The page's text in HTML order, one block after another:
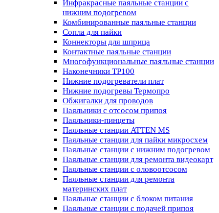
Инфракрасные паяльные станции с
нижним подогревом
Комбинированные паяльные станции
Сопла для пайки
Коннекторы для шприца
Контактные паяльные станции
Многофункциональные паяльные станции
Наконечники TP100
Нижние подогреватели плат
Нижние подогревы Термопро
Обжигалки для проводов
Паяльники с отсосом припоя
Паяльники-пинцеты
Паяльные станции ATTEN MS
Паяльные станции для пайки микросхем
Паяльные станции с нижним подогревом
Паяльные станции для ремонта видеокарт
Паяльные станции с оловоотсосом
Паяльные станции для ремонта
материнских плат
Паяльные станции с блоком питания
Паяльные станции с подачей припоя